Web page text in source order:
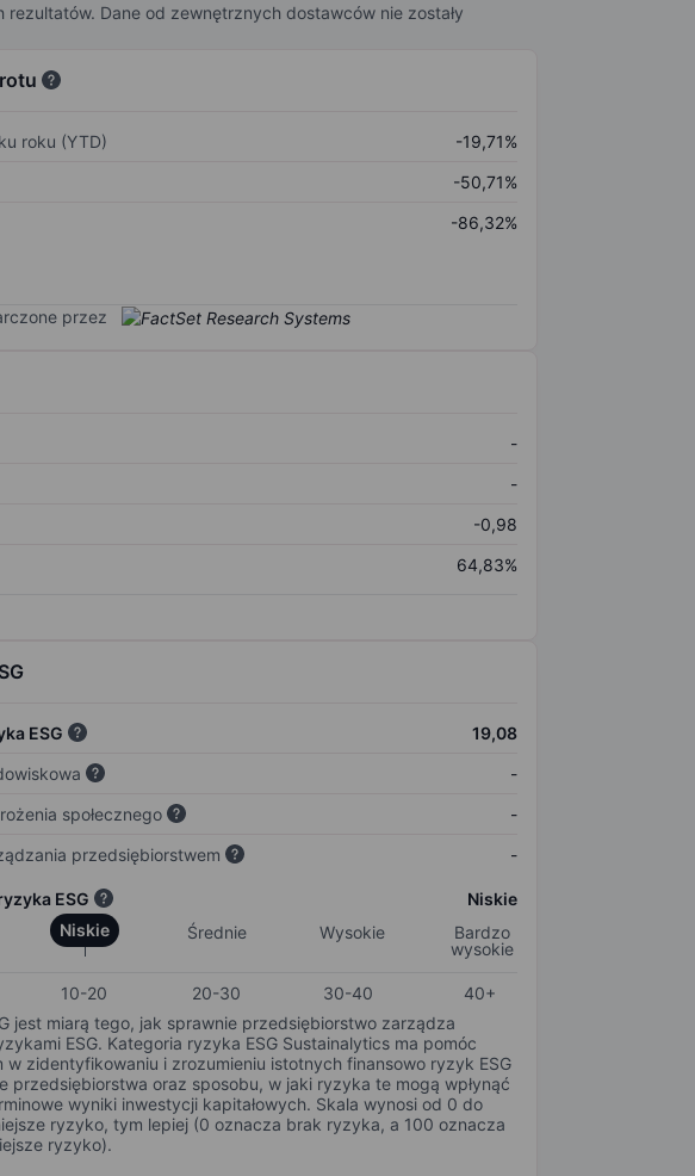
Dane od zewnętrznych dostawców nie zostały
roku (YTD)
-19,71%
-50,71%
-86,32%
przez
-
-
-0,98
64,83%
ESG
19,08
-
społecznego
-
przedsiębiorstwem
-
ESG
Niskie
Niskie Średnie Wysokie
Bardzo
wysokie
10-20 20-30 30-40
40+
jest miarą tego, jak sprawnie przedsiębiorstwo zarządza
ESG. Kategoria ryzyka ESG Sustainalytics ma pomóc
w zidentyfikowaniu i zrozumieniu istotnych finansowo ryzyk ESG
przedsiębiorstwa oraz sposobu, w jaki ryzyka te mogą wpłynąć
wyniki inwestycji kapitałowych. Skala wynosi od 0 do
ryzyko, tym lepiej (0 oznacza brak ryzyka, a 100 oznacza
ryzyko).